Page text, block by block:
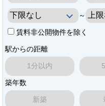
～
賃料非公開物件を除く
駅からの距離
1分以内
築年数
新築